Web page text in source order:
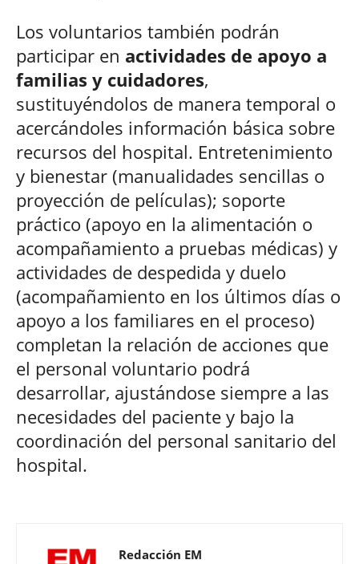
Los voluntarios también podrán
participar en actividades de apoyo a
familias y cuidadores,
sustituyéndolos de manera temporal o
acercándoles información básica sobre
recursos del hospital. Entretenimiento
y bienestar (manualidades sencillas o
proyección de películas); soporte
práctico (apoyo en la alimentación o
acompañamiento a pruebas médicas) y
actividades de despedida y duelo
(acompañamiento en los últimos días o
apoyo a los familiares en el proceso)
completan la relación de acciones que
el personal voluntario podrá
desarrollar, ajustándose siempre a las
necesidades del paciente y bajo la
coordinación del personal sanitario del
hospital.
Redacción EM